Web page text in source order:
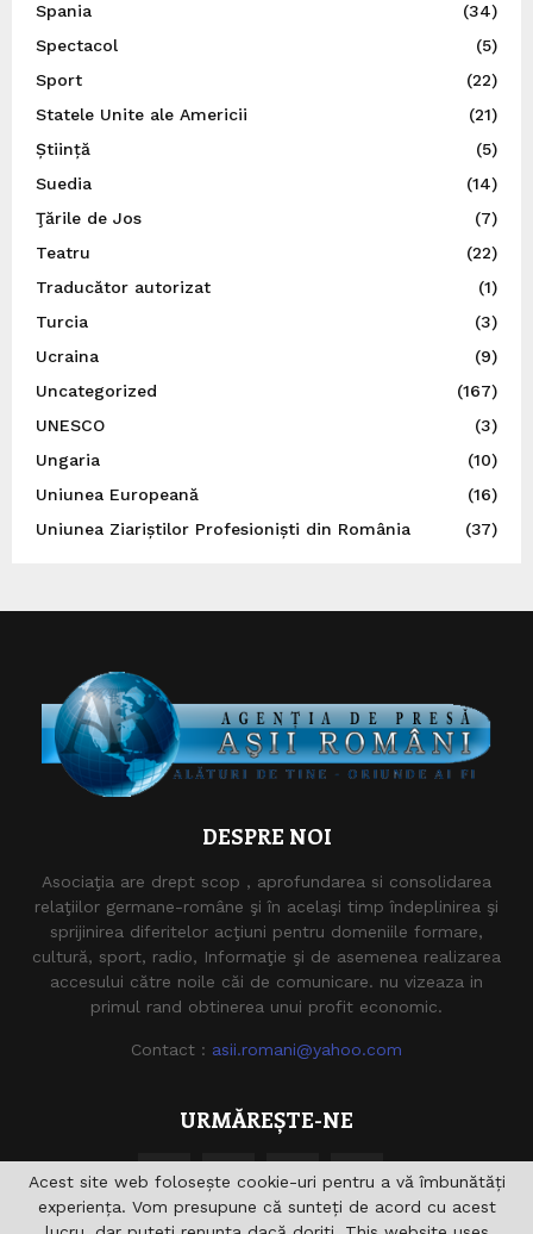
Spania
(34)
Spectacol
(5)
Sport
(22)
Statele Unite ale Americii
(21)
Știință
(5)
Suedia
(14)
Ţările de Jos
(7)
Teatru
(22)
Traducător autorizat
(1)
Turcia
(3)
Ucraina
(9)
Uncategorized
(167)
UNESCO
(3)
Ungaria
(10)
Uniunea Europeană
(16)
Uniunea Ziariștilor Profesioniști din România
(37)
DESPRE NOI
Asociaţia are drept scop , aprofundarea si consolidarea
relaţiilor germane-române şi în acelaşi timp îndeplinirea şi
sprijinirea diferitelor acţiuni pentru domeniile formare,
cultură, sport, radio, Informaţie şi de asemenea realizarea
accesului către noile căi de comunicare. nu vizeaza in
primul rand obtinerea unui profit economic.
Contact : asii.romani@yahoo.com
URMĂREȘTE-NE
Acest site web folosește cookie-uri pentru a vă îmbunătăți
experiența. Vom presupune că sunteți de acord cu acest